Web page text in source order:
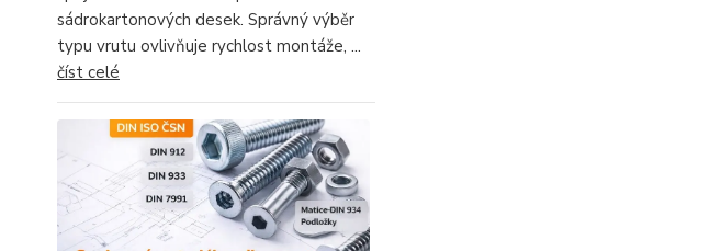
sádrokartonových desek. Správný výběr
typu vrutu ovlivňuje rychlost montáže, ...
číst celé